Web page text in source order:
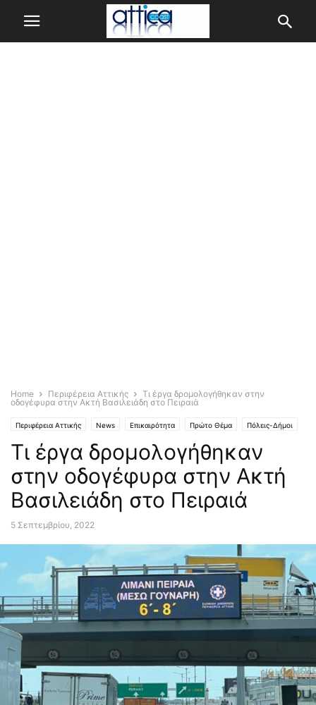
Home Περιφέρεια Αττικής
Τι έργα δρομολογήθηκαν στην
οδογέφυρα στην Ακτή Βασιλειάδη στο Πειραιά
Περιφέρεια Αττικής News Επικαιρότητα Πρώτο Θέμα Πόλεις-Δήμοι
Breaking news
Τι έργα δρομολογήθηκαν
στην οδογέφυρα στην Ακτή
Βασιλειάδη στο Πειραιά
5 Σεπτεμβρίου, 2022